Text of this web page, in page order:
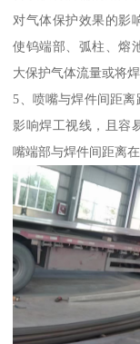
对气体保护效果的影
使钨端部、弧柱、熔
大保护气体流量或将
5、喷嘴与焊件间距
影响焊工视线，且容
嘴端部与焊件间距离在